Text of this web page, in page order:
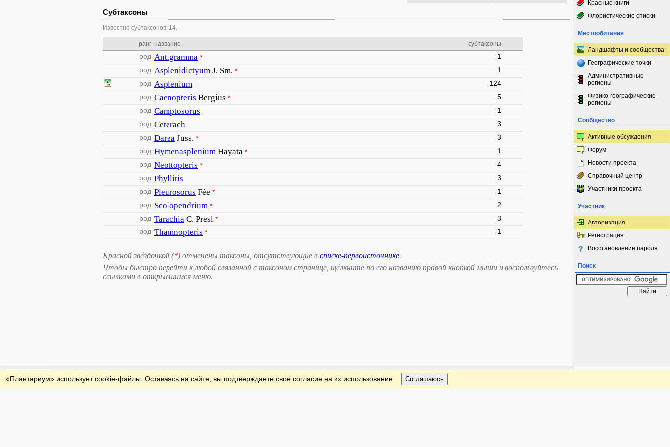
Субтаксоны
Известно субтаксонов: 14.
ранг название субтаксоны
род Antigramma *
1
род Asplenidictyum J. Sm. *
1
род Asplenium
124
род Caenopteris Bergius *
5
род Camptosorus
1
род Ceterach
3
род Darea Juss. *
3
род Hymenasplenium Hayata *
1
род Neottopteris *
4
род Phyllitis
3
род Pleurosorus Fée *
1
род Scolopendrium *
2
род Tarachia C. Presl *
3
род Thamnopteris * 1
Красной звёздочкой (*) отмечены таксоны, отсутствующие в списке-первоисточнике.
Чтобы быстро перейти к любой связанной с таксоном странице, щёлкните по его названию правой кнопкой мыши и воспользуйтесь
ссылками в открывшимся меню.
Красные книги
Флористические списки
Местообитания
Ландшафты и сообщества
Географические точки
Административные
регионы
Физико-географические
регионы
Сообщество
Активные обсуждения
Форум
Новости проекта
Справочный центр
Участники проекта
Участник
Авторизация
Регистрация
Восстановление пароля
Поиск
Обратная связь
«Плантариум» использует cookie-файлы. Оставаясь на сайте, вы подтверждаете своё согласие на их использование. Соглашаюсь